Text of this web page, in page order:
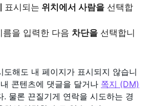
표시되는 위치에서 사람을 선택합
름을 입력한 다음 차단을 선택합니
도해도 내 페이지가 표시되지 않습니
콘텐츠에 댓글을 달거나 쪽지 (DM)
. 물론 끈질기게 연락을 시도하는 경